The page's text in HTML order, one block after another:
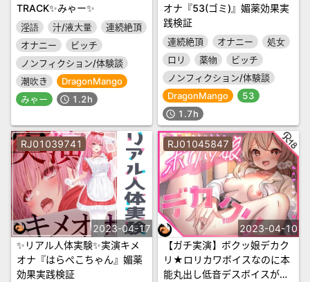
TRACK✨みゃー✨
淫語 汁/液大量
連続絶頂
オナニー
ビッチ
ノンフィクション/体験談
潮吹き
DragonMango
みゃー
schedule 1.2h
オナ『53(ゴミ)』媚薬効果実
践検証
連続絶頂 オナニー
処女
ロリ
薬物
ビッチ
ノンフィクション/体験談
DragonMango
53
schedule 1.7h
RJ01039741
2023-04-17
✨リアル人体実験✨実演キメ
オナ『はらぺこちゃん』媚薬
効果実践検証
RJ01045847
2023-04-10
【ガチ実演】ボクッ娘デカク
リ★ロリカワボイスなのに本
能丸出し低音デスボイスが出